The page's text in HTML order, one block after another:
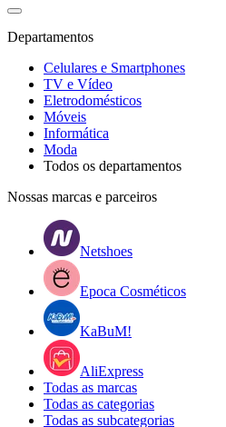
Departamentos
Celulares e Smartphones
TV e Vídeo
Eletrodomésticos
Móveis
Informática
Moda
Todos os departamentos
Nossas marcas e parceiros
Netshoes
Epoca Cosméticos
KaBuM!
AliExpress
Todas as marcas
Todas as categorias
Todas as subcategorias